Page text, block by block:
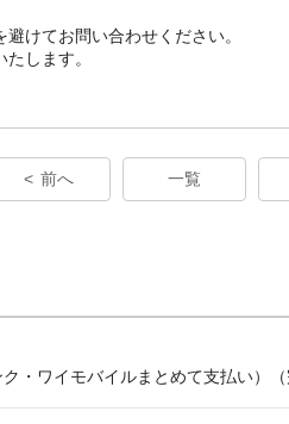
けてお問い合わせください。
します。
前へ 一覧
・ワイモバイルまとめて支払い）（